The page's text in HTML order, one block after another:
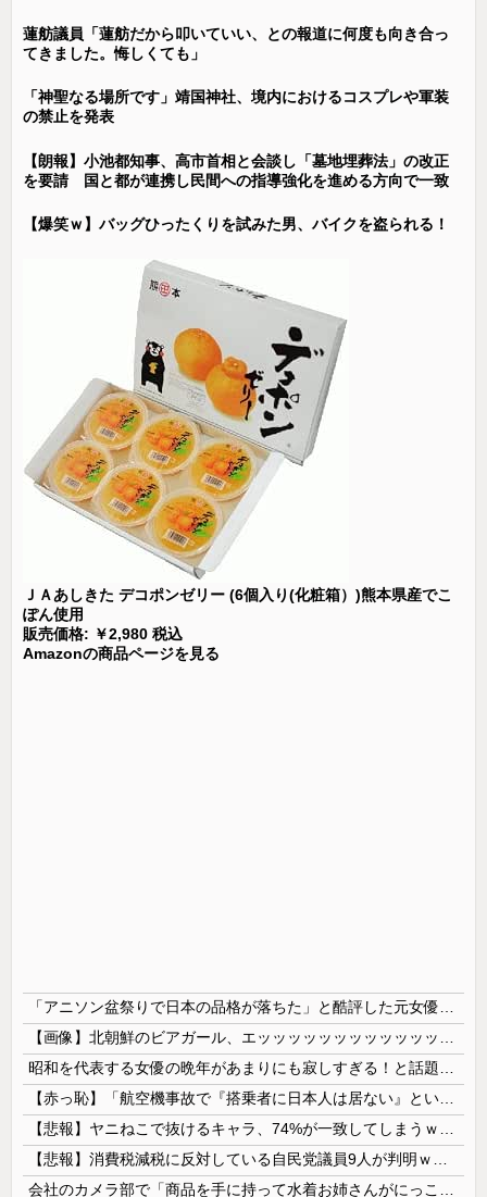
蓮舫議員「蓮舫だから叩いていい、との報道に何度も向き合っ
てきました。悔しくても」
「神聖なる場所です」靖国神社、境内におけるコスプレや軍装
の禁止を発表
【朗報】小池都知事、高市首相と会談し「墓地埋葬法」の改正
を要請 国と都が連携し民間への指導強化を進める方向で一致
【爆笑ｗ】バッグひったくりを試みた男、バイクを盗られる！
ＪＡあしきた デコポンゼリー (6個入り(化粧箱）)熊本県産でこ
ぽん使用
販売価格: ￥2,980 税込
Amazonの商品ページを見る